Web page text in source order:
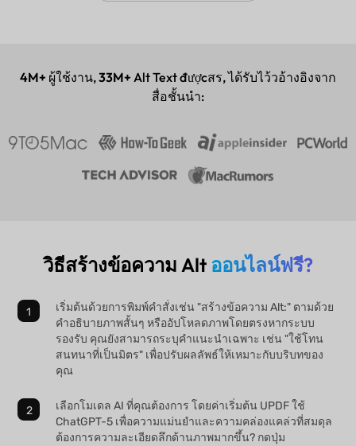
4M+ ผู้ใช้งาน,33M+ Alt Text đượcสร, ได้รับไว้วอ้างอิงจาก
สื่อชั้นนำ:
วิธีสร้างข้อความ Alt ออนไลน์ฟรี?
เริ่มต้นด้วยการพิมพ์คำสั่งเช่น "สร้างข้อความ Alt:" ตามด้วย
คำอธิบายภาพสั้นๆ หรืออัปโหลดภาพโดยตรงหากระบบ
รองรับ คุณยังสามารถระบุคำแนะนำเฉพาะ เช่น "ใช้โทน
สนทนาที่เป็นมิตร" เพื่อปรับผลลัพธ์ให้เหมาะกับบริบทของ
คุณ
เลือกโมเดล AI ที่คุณต้องการ โดยค่าเริ่มต้น UPDF ใช้
ChatGPT-5 เพื่อความแม่นยำและความคล่องแคล่วที่สมดุล
ต้องการความละเอียดลึกด้านภาพมากขึ้น? กดปุ่ม